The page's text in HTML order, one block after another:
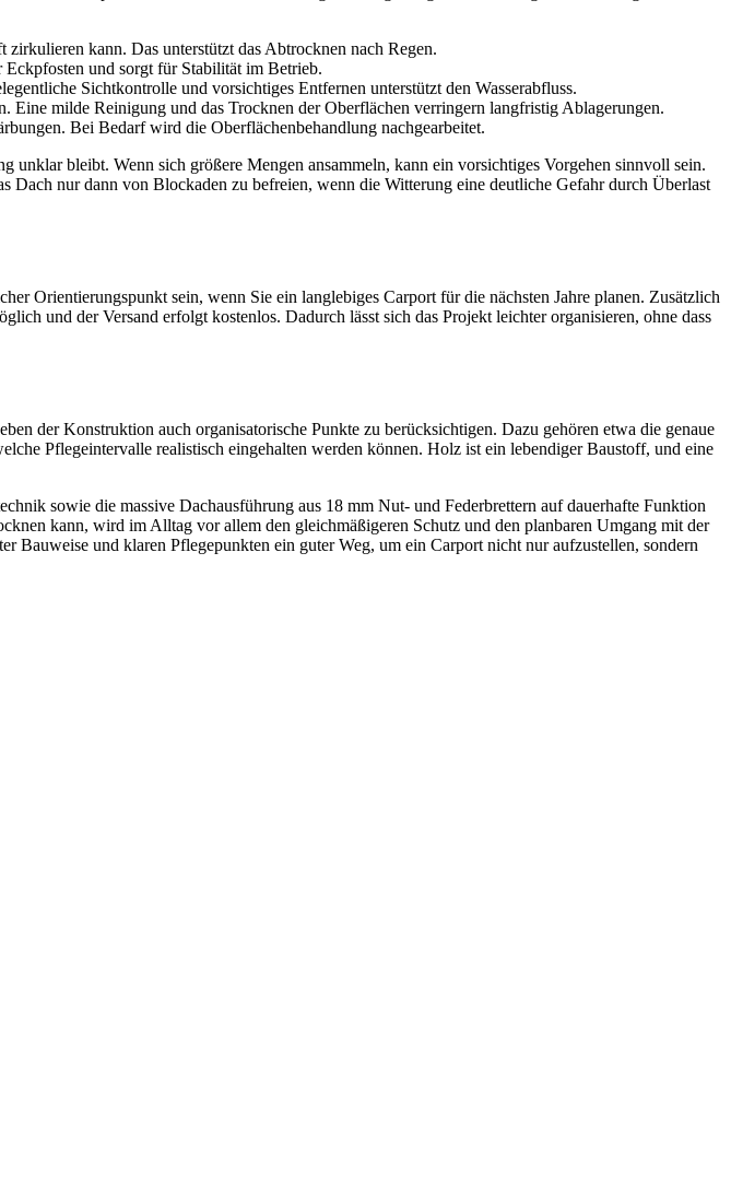
kann. Das unterstützt das Abtrocknen nach Regen.
und sorgt für Stabilität im Betrieb.
Sichtkontrolle und vorsichtiges Entfernen unterstützt den Wasserabfluss.
Eine milde Reinigung und das Trocknen der Oberflächen verringern langfristig Ablagerungen.
Bei Bedarf wird die Oberflächenbehandlung nachgearbeitet.
unklar bleibt. Wenn sich größere Mengen ansammeln, kann ein vorsichtiges Vorgehen sinnvoll sein.
nur dann von Blockaden zu befreien, wenn die Witterung eine deutliche Gefahr durch Überlast
Orientierungspunkt sein, wenn Sie ein langlebiges Carport für die nächsten Jahre planen. Zusätzlich
und der Versand erfolgt kostenlos. Dadurch lässt sich das Projekt leichter organisieren, ohne dass
der Konstruktion auch organisatorische Punkte zu berücksichtigen. Dazu gehören etwa die genaue
Pflegeintervalle realistisch eingehalten werden können. Holz ist ein lebendiger Baustoff, und eine
sowie die massive Dachausführung aus 18 mm Nut- und Federbrettern auf dauerhafte Funktion
kann, wird im Alltag vor allem den gleichmäßigeren Schutz und den planbaren Umgang mit der
Bauweise und klaren Pflegepunkten ein guter Weg, um ein Carport nicht nur aufzustellen, sondern